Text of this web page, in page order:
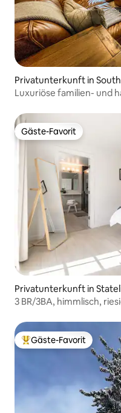
Privatunterkunft in South
Luxuriöse familien- und
Gäste-Favorit
Gäste-Favorit
Privatunterkunft in
3 BR/3BA, himmlisch,
Beliebter Gäste-Favorit.
Gäste-Favorit